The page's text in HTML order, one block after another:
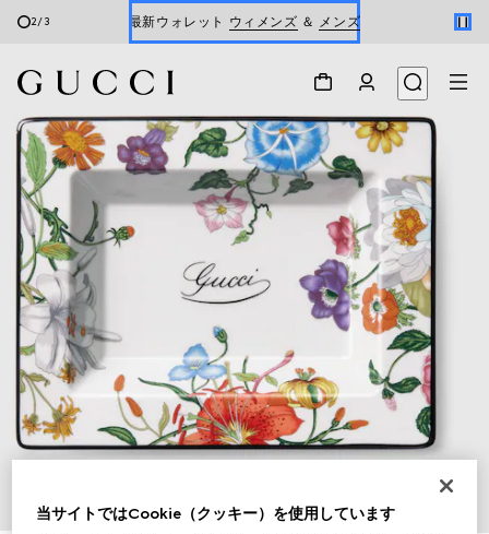
2/3 最新ウォレット ウィメンズ ＆ メンズ
/3
当サイトではCookie（クッキー）を使用しています